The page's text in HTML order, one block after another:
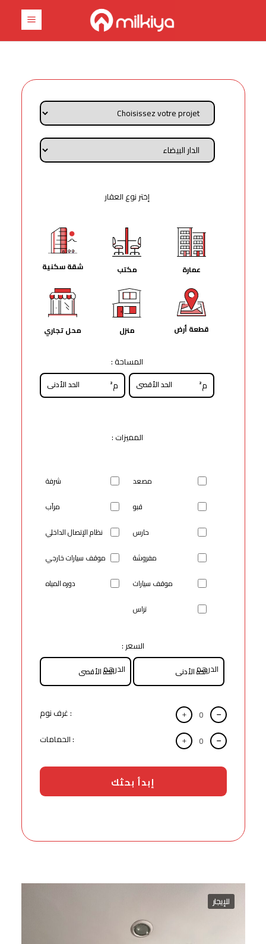
إختر نوع العقار
شقة سكنية مكتب عمارة
محل تجاري منزل قطعة أرض
المساحة :
م² م²
المميزات :
مصعد
شرفة
قبو
مرآب
حارس
نظام الإتصال الداخلي
مفروشة
موقف سيارات خارجي
موقف سيارات
دوره المياه
تراس
السعر :
الدرهم
الدرهم
: غرف نوم
: الحمامات
إبدأ بحثك
للإيجار